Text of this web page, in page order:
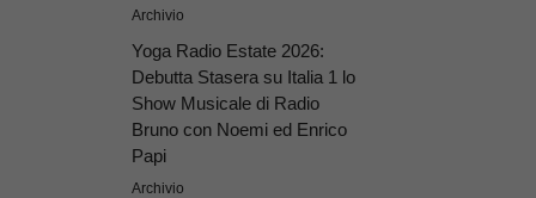
Archivio
Yoga Radio Estate 2026:
Debutta Stasera su Italia 1 lo
Show Musicale di Radio
Bruno con Noemi ed Enrico
Papi
Archivio